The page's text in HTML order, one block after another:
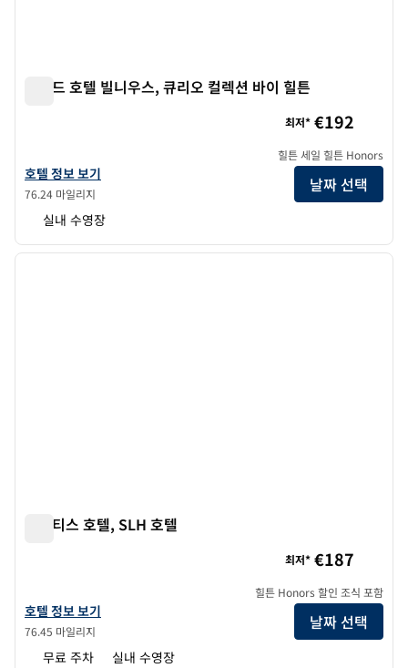
그랜드 호텔 빌니우스, 큐리오 컬렉션 바이 힐튼
그랜드 호텔 빌니우스, 큐리오 컬렉션 바이 힐튼의 호텔 정보 보기
호텔 정보 보기
76.24 마일리지
최저* €192
힐튼 세일 힐튼 Honors
날짜 선택
실내 수영장
1/12
1/12
다음
나루티스 호텔, SLH 호텔
SLH 호텔인 NARUTIS 호텔의 호텔 정보 보기
호텔 정보 보기
76.45 마일리지
최저* €187
힐튼 Honors 할인 조식 포함
날짜 선택
무료 주차 실내 수영장